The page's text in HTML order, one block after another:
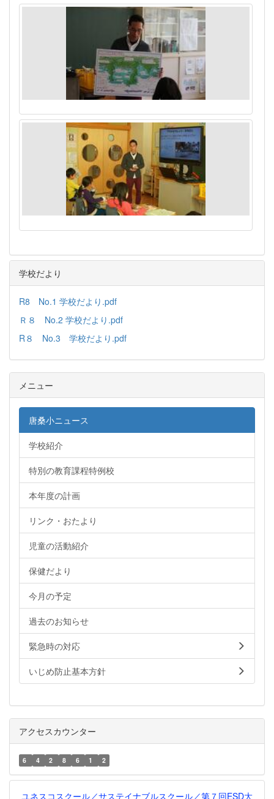
学校だより
R8 No.1 学校だより.pdf
Ｒ８ No.2 学校だより.pdf
R８ No.3 学校だより.pdf
メニュー
唐桑小ニュース
学校紹介
特別の教育課程特例校
本年度の計画
リンク・おたより
児童の活動紹介
保健だより
今月の予定
過去のお知らせ
緊急時の対応
いじめ防止基本方針
アクセスカウンター
6 4 2 8 6 1 2
ユネスコスクール／サステイナブルスクール／第７回ESD大